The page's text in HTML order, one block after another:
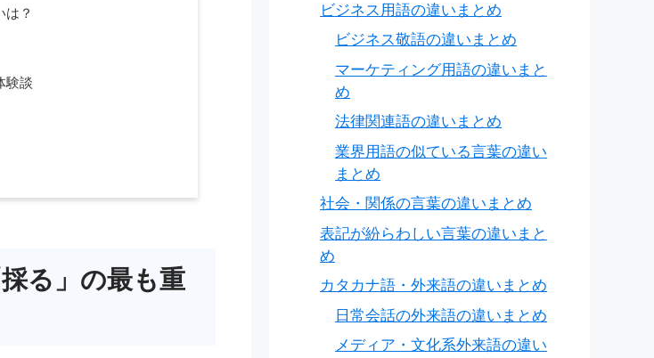
は？
験談
る」の最も重
ビジネス用語の違いまとめ
ビジネス敬語の違いまとめ
マーケティング用語の違いまと
め
法律関連語の違いまとめ
業界用語の似ている言葉の違い
まとめ
社会・関係の言葉の違いまとめ
表記が紛らわしい言葉の違いまと
め
カタカナ語・外来語の違いまとめ
日常会話の外来語の違いまとめ
メディア・文化系外来語の違い